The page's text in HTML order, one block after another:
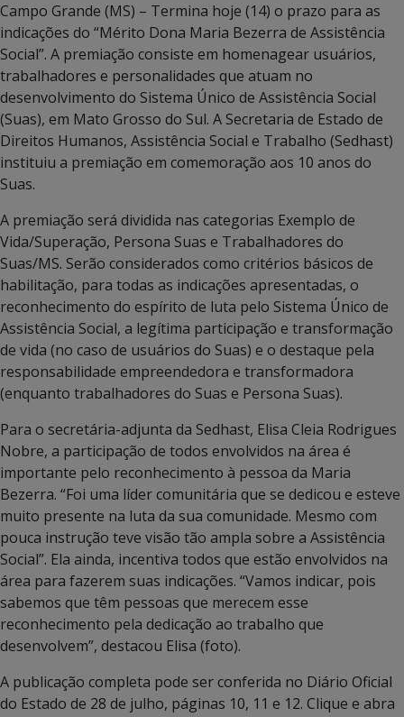
Campo Grande (MS) – Termina hoje (14) o prazo para as
indicações do “Mérito Dona Maria Bezerra de Assistência
Social”. A premiação consiste em homenagear usuários,
trabalhadores e personalidades que atuam no
desenvolvimento do Sistema Único de Assistência Social
(Suas), em Mato Grosso do Sul. A Secretaria de Estado de
Direitos Humanos, Assistência Social e Trabalho (Sedhast)
instituiu a premiação em comemoração aos 10 anos do
Suas.
A premiação será dividida nas categorias Exemplo de
Vida/Superação, Persona Suas e Trabalhadores do
Suas/MS. Serão considerados como critérios básicos de
habilitação, para todas as indicações apresentadas, o
reconhecimento do espírito de luta pelo Sistema Único de
Assistência Social, a legítima participação e transformação
de vida (no caso de usuários do Suas) e o destaque pela
responsabilidade empreendedora e transformadora
(enquanto trabalhadores do Suas e Persona Suas).
Para o secretária-adjunta da Sedhast, Elisa Cleia Rodrigues
Nobre, a participação de todos envolvidos na área é
importante pelo reconhecimento à pessoa da Maria
Bezerra. “Foi uma líder comunitária que se dedicou e esteve
muito presente na luta da sua comunidade. Mesmo com
pouca instrução teve visão tão ampla sobre a Assistência
Social”. Ela ainda, incentiva todos que estão envolvidos na
área para fazerem suas indicações. “Vamos indicar, pois
sabemos que têm pessoas que merecem esse
reconhecimento pela dedicação ao trabalho que
desenvolvem”, destacou Elisa (foto).
A publicação completa pode ser conferida no Diário Oficial
do Estado de 28 de julho, páginas 10, 11 e 12. Clique e abra